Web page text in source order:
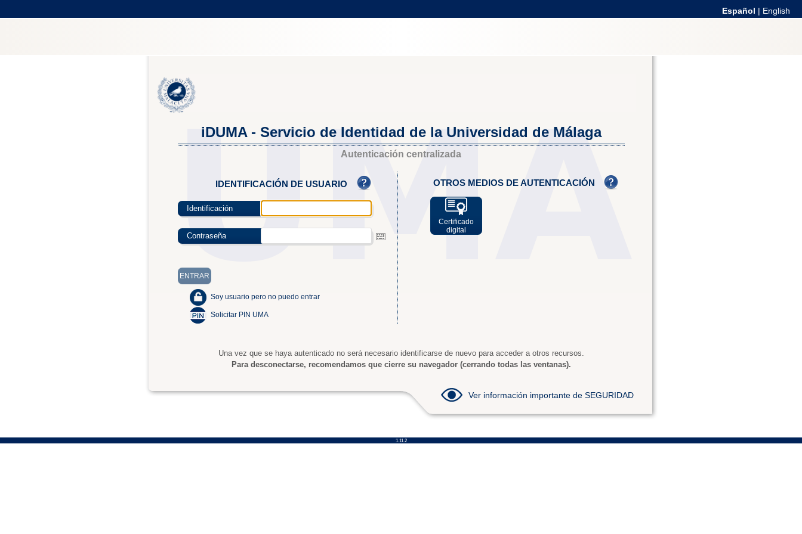
Español | English
iDUMA - Servicio de Identidad de la Universidad de Málaga
Autenticación centralizada
IDENTIFICACIÓN DE USUARIO
Identificación
Contraseña
Soy usuario pero no puedo entrar
Solicitar PIN UMA
OTROS MEDIOS DE AUTENTICACIÓN
Certificado
digital
Una vez que se haya autenticado no será necesario identificarse de nuevo para acceder a otros recursos.
Para desconectarse, recomendamos que cierre su navegador (cerrando todas las ventanas).
Ver información importante de SEGURIDAD
1.11.2